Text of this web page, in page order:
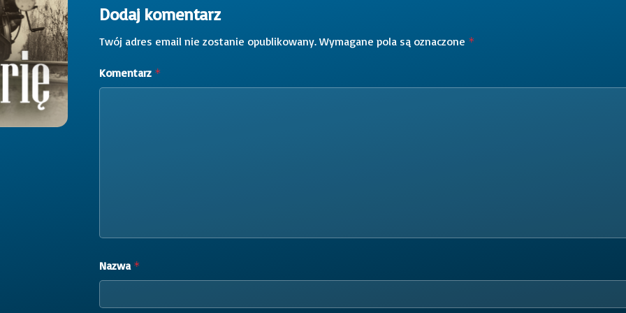
Dodaj komentarz
Twój adres email nie zostanie opublikowany. Wymagane pola są oznaczone *
Komentarz *
Nazwa *